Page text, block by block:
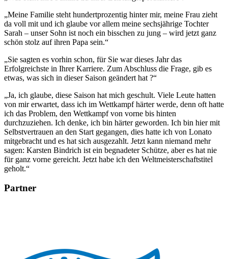
„Meine Familie steht hundertprozentig hinter mir, meine Frau zieht
da voll mit und ich glaube vor allem meine sechsjährige Tochter
Sarah – unser Sohn ist noch ein bisschen zu jung – wird jetzt ganz
schön stolz auf ihren Papa sein.“
„Sie sagten es vorhin schon, für Sie war dieses Jahr das
Erfolgreichste in Ihrer Karriere. Zum Abschluss die Frage, gib es
etwas, was sich in dieser Saison geändert hat ?“
„Ja, ich glaube, diese Saison hat mich geschult. Viele Leute hatten
von mir erwartet, dass ich im Wettkampf härter werde, denn oft hatte
ich das Problem, den Wettkampf von vorne bis hinten
durchzuziehen. Ich denke, ich bin härter geworden. Ich bin hier mit
Selbstvertrauen an den Start gegangen, dies hatte ich von Lonato
mitgebracht und es hat sich ausgezahlt. Jetzt kann niemand mehr
sagen: Karsten Bindrich ist ein begnadeter Schütze, aber es hat nie
für ganz vorne gereicht. Jetzt habe ich den Weltmeisterschaftstitel
geholt.“
Partner